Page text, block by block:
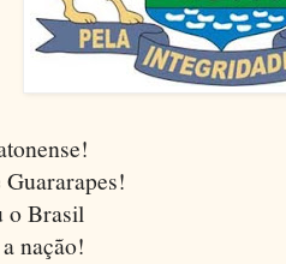
o Brasil
nação!